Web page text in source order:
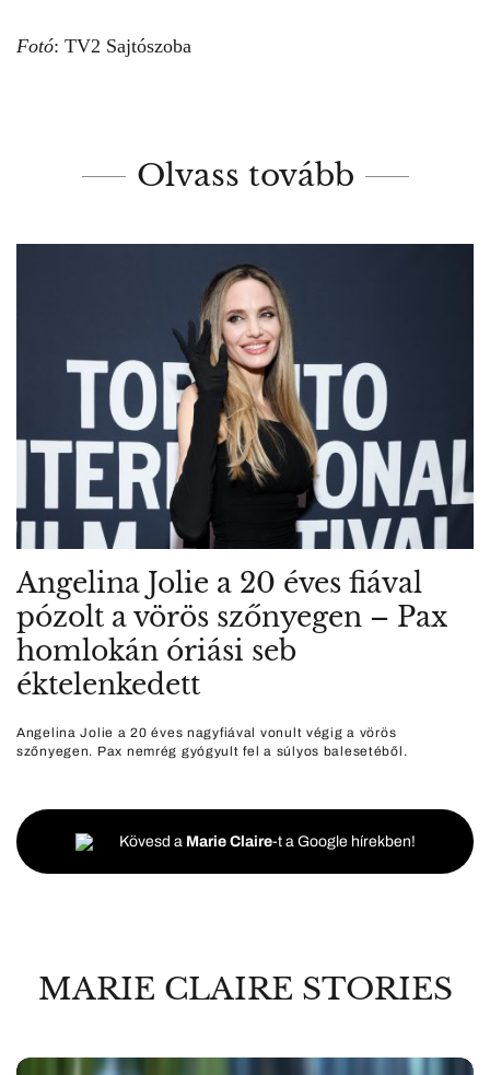
Fotó: TV2 Sajtószoba
Olvass tovább
Angelina Jolie a 20 éves fiával
pózolt a vörös szőnyegen – Pax
homlokán óriási seb
éktelenkedett
Angelina Jolie a 20 éves nagyfiával vonult végig a vörös
szőnyegen. Pax nemrég gyógyult fel a súlyos balesetéből.
Kövesd a Marie Claire-t a Google hírekben!
MARIE CLAIRE STORIES